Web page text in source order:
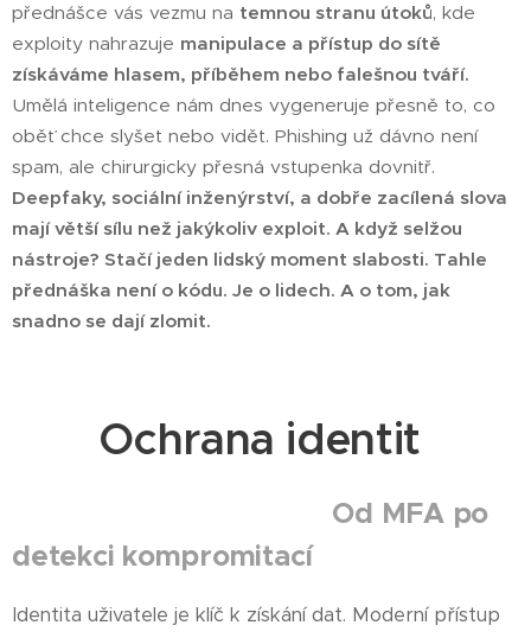
přednášce vás vezmu na temnou stranu útoků, kde
exploity nahrazuje manipulace a přístup do sítě
získáváme hlasem, příběhem nebo falešnou tváří.
Umělá inteligence nám dnes vygeneruje přesně to, co
oběť chce slyšet nebo vidět. Phishing už dávno není
spam, ale chirurgicky přesná vstupenka dovnitř.
Deepfaky, sociální inženýrství, a dobře zacílená slova
mají větší sílu než jakýkoliv exploit. A když selžou
nástroje? Stačí jeden lidský moment slabosti. Tahle
přednáška není o kódu. Je o lidech. A o tom, jak
snadno se dají zlomit.
Ochrana identit
Od MFA po
detekci kompromitací
Identita uživatele je klíč k získání dat. Moderní přístup